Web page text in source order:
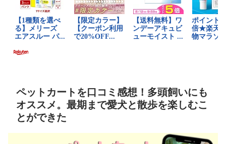
ペットカートを口コミ感想！多頭飼いにも
オススメ。最期まで愛犬と散歩を楽しむこ
とができた